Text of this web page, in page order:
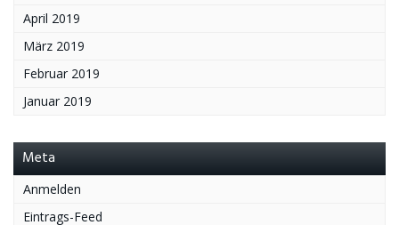
April 2019
März 2019
Februar 2019
Januar 2019
Meta
Anmelden
Eintrags-Feed